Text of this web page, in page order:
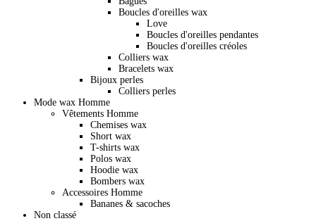
Boucles d'oreilles wax
Love
Boucles d'oreilles pendantes
Boucles d'oreilles créoles
Colliers wax
Bracelets wax
Bijoux perles
Colliers perles
Mode wax Homme
Vêtements Homme
Chemises wax
Short wax
T-shirts wax
Polos wax
Hoodie wax
Bombers wax
Accessoires Homme
Bananes & sacoches
Non classé